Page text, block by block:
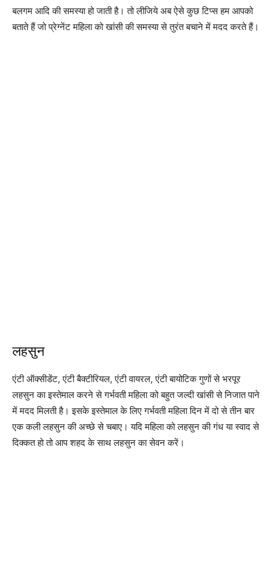
बलगम आदि की समस्या हो जाती है। तो लीजिये अब ऐसे कुछ टिप्स हम आपको
बताते हैं जो प्रेग्नेंट महिला को खांसी की समस्या से तुरंत बचाने में मदद करते हैं।
लहसुन
एंटी ऑक्सीडेंट, एंटी बैक्टीरियल, एंटी वायरल, एंटी बायोटिक गुणों से भरपूर
लहसुन का इस्तेमाल करने से गर्भवती महिला को बहुत जल्दी खांसी से निजात पाने
में मदद मिलती है। इसके इस्तेमाल के लिए गर्भवती महिला दिन में दो से तीन बार
एक कली लहसुन की अच्छे से चबाए। यदि महिला को लहसुन की गंध या स्वाद से
दिक्कत हो तो आप शहद के साथ लहसुन का सेवन करें।